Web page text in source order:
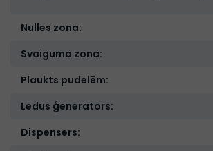
Nulles zona:
Svaiguma zona:
Plaukts pudelēm:
Ledus ģenerators:
Dispensers: